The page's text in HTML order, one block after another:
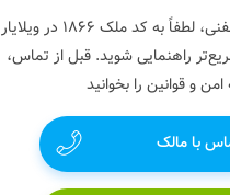
هنگام تماس تلفنی، لطفاً به کد ملک 1866 در ویلایار
راهنمایی شوید. قبل از تماس،
و قوانین را بخوانید
با مالک